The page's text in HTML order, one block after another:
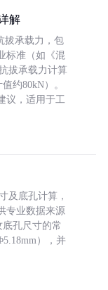
解
拔承载力，包
标准（如《混
拔承载力计算
约80kN）。
议，适用于工
及底孔计算，
专业数据来源
底孔尺寸的常
），并